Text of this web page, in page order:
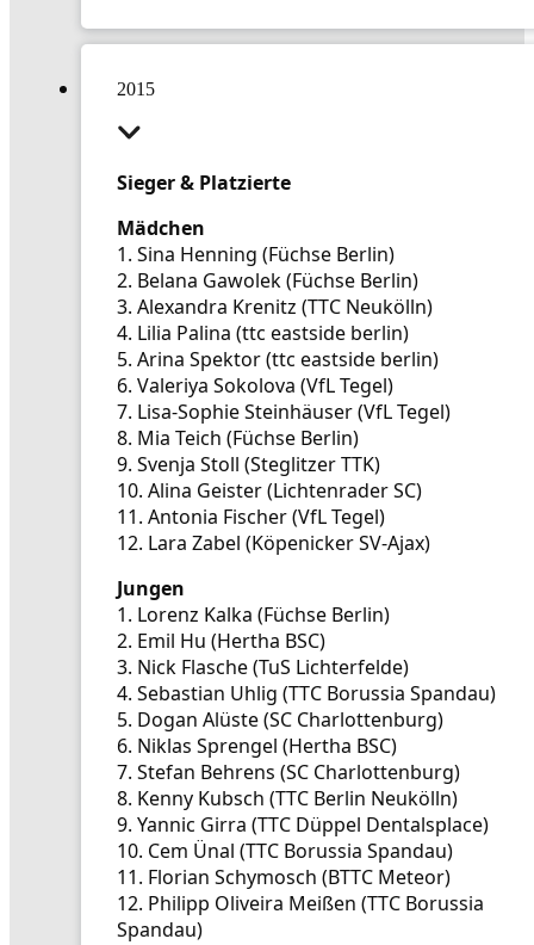
2015
Sieger & Platzierte
Mädchen
1. Sina Henning (Füchse Berlin)
2. Belana Gawolek (Füchse Berlin)
3. Alexandra Krenitz (TTC Neukölln)
4. Lilia Palina (ttc eastside berlin)
5. Arina Spektor (ttc eastside berlin)
6. Valeriya Sokolova (VfL Tegel)
7. Lisa-Sophie Steinhäuser (VfL Tegel)
8. Mia Teich (Füchse Berlin)
9. Svenja Stoll (Steglitzer TTK)
10. Alina Geister (Lichtenrader SC)
11. Antonia Fischer (VfL Tegel)
12. Lara Zabel (Köpenicker SV-Ajax)
Jungen
1. Lorenz Kalka (Füchse Berlin)
2. Emil Hu (Hertha BSC)
3. Nick Flasche (TuS Lichterfelde)
4. Sebastian Uhlig (TTC Borussia Spandau)
5. Dogan Alüste (SC Charlottenburg)
6. Niklas Sprengel (Hertha BSC)
7. Stefan Behrens (SC Charlottenburg)
8. Kenny Kubsch (TTC Berlin Neukölln)
9. Yannic Girra (TTC Düppel Dentalsplace)
10. Cem Ünal (TTC Borussia Spandau)
11. Florian Schymosch (BTTC Meteor)
12. Philipp Oliveira Meißen (TTC Borussia
Spandau)